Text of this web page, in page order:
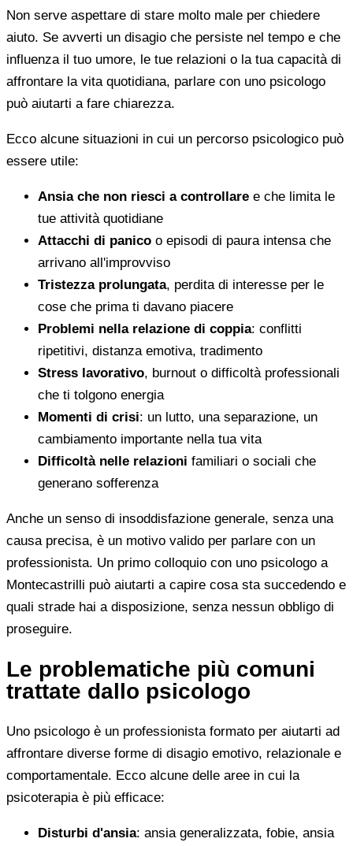
Non serve aspettare di stare molto male per chiedere
aiuto. Se avverti un disagio che persiste nel tempo e che
influenza il tuo umore, le tue relazioni o la tua capacità di
affrontare la vita quotidiana, parlare con uno psicologo
può aiutarti a fare chiarezza.
Ecco alcune situazioni in cui un percorso psicologico può
essere utile:
Ansia che non riesci a controllare e che limita le
tue attività quotidiane
Attacchi di panico o episodi di paura intensa che
arrivano all'improvviso
Tristezza prolungata, perdita di interesse per le
cose che prima ti davano piacere
Problemi nella relazione di coppia: conflitti
ripetitivi, distanza emotiva, tradimento
Stress lavorativo, burnout o difficoltà professionali
che ti tolgono energia
Momenti di crisi: un lutto, una separazione, un
cambiamento importante nella tua vita
Difficoltà nelle relazioni familiari o sociali che
generano sofferenza
Anche un senso di insoddisfazione generale, senza una
causa precisa, è un motivo valido per parlare con un
professionista. Un primo colloquio con uno psicologo a
Montecastrilli può aiutarti a capire cosa sta succedendo e
quali strade hai a disposizione, senza nessun obbligo di
proseguire.
Le problematiche più comuni
trattate dallo psicologo
Uno psicologo è un professionista formato per aiutarti ad
affrontare diverse forme di disagio emotivo, relazionale e
comportamentale. Ecco alcune delle aree in cui la
psicoterapia è più efficace:
Disturbi d'ansia: ansia generalizzata, fobie, ansia